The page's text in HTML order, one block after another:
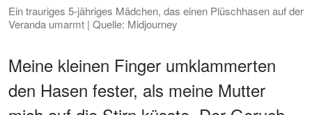
Ein trauriges 5-jähriges Mädchen, das einen Plüschhasen auf der
Veranda umarmt | Quelle: Midjourney
Meine kleinen Finger umklammerten
den Hasen fester, als meine Mutter